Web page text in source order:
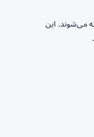
می‌شوند. این